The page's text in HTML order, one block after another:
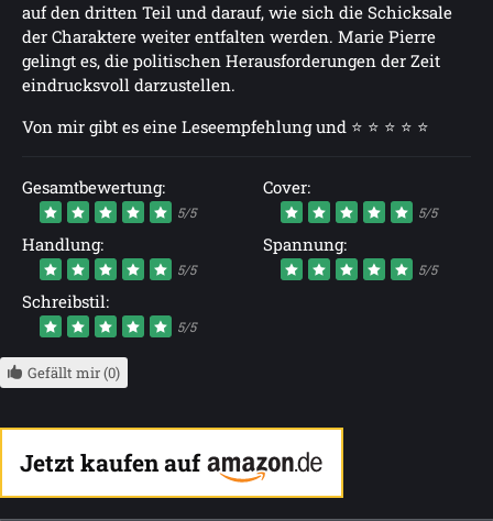
auf den dritten Teil und darauf, wie sich die Schicksale
der Charaktere weiter entfalten werden. Marie Pierre
gelingt es, die politischen Herausforderungen der Zeit
eindrucksvoll darzustellen.
Von mir gibt es eine Leseempfehlung und ⭐ ⭐ ⭐ ⭐ ⭐
Gesamtbewertung:
5/5
Cover:
5/5
Handlung:
5/5
Spannung:
5/5
Schreibstil:
5/5
Gefällt mir (0)
Jetzt kaufen auf